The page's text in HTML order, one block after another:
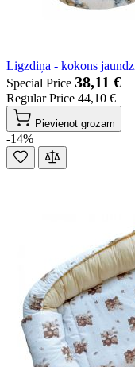
Ligzdiņa - kokons
Special Price 38,11 €
Regular Price 44,10 €
Pievienot grozam
-14%